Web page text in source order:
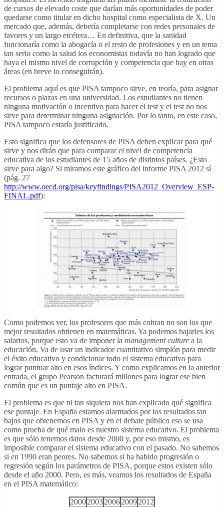
de cursos de elevado coste que darían más oportunidades de poder
quedarse como titular en dicho hospital como especialista de X. Un
mercado que, además, debería completarse con redes personales de
favores y un largo etcétera… En definitiva, que la sanidad
funcionaría como la abogacía o el resto de profesiones y en un tema
tan serio como la salud los economistas todavía no han logrado que
haya el mismo nivel de corrupción y competencia que hay en otras
áreas (en breve lo conseguirán).
El problema aquí es que PISA tampoco sirve, en teoría, para asignar
recursos o plazas en una universidad. Los estudiantes no tienen
ninguna motivación o incentivo para hacer el test y el test no nos
sirve para determinar ninguna asignación. Por lo tanto, en este caso,
PISA tampoco estaría justificado.
Esto significa que los defensores de PISA deben explicar para qué
sirve y nos dirán que para comparar el nivel de competencia
educativa de los estudiantes de 15 años de distintos países. ¿Esto
sirve para algo? Si miramos este gráfico del informe PISA 2012 sí
(pág. 27
http://www.oecd.org/pisa/keyfindings/PISA2012_Overview_ESP-
FINAL.pdf):
Como podemos ver, los profesores que más cobran no son los que
mejor resultados obtienen en matemáticas. Ya podemos bajarles los
salarios, porque esto va de imponer la management culture a la
educación. Va de usar un indicador cuantitativo simplón para medir
el éxito educativo y condicionar todo el sistema educativo para
lograr puntuar alto en esos índices. Y como explicamos en la anterior
entrada, el grupo Pearson facturará millones para lograr ese bien
común que es un puntaje alto en PISA.
El problema es que ni tan siquiera nos han explicado qué significa
ese puntaje. En España estamos alarmados por los resultados tan
bajos que obtenemos en PISA y en el debate público eso se usa
como prueba de qué malo es nuestro sistema educativo. El problema
es que sólo tenemos datos desde 2000 y, por eso mismo, es
imposible comparar el sistema educativo con el pasado. No sabemos
si en 1990 eran peores. No sabemos si ha habido progresión o
regresión según los parámetros de PISA, porque estos existen sólo
desde el año 2000. Pero, es más, veamos los resultados de España
en el PISA matemático:
20002003200620092012